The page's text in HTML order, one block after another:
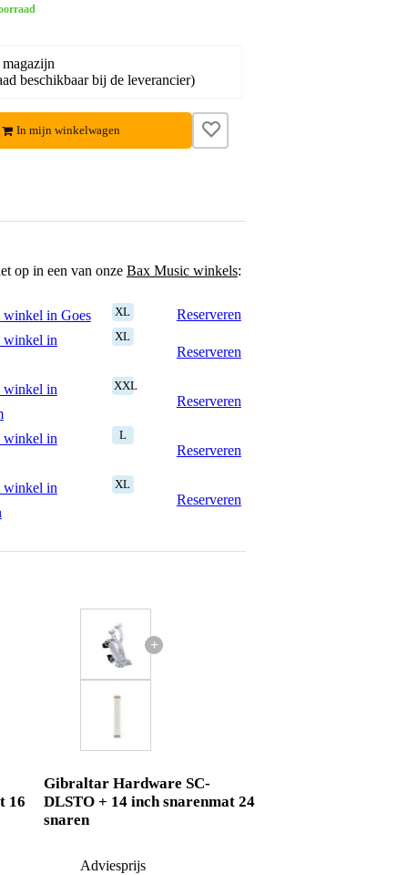
beschikbaar bij de leverancier)
In mijn winkelwagen
op in een van onze Bax Music winkels:
in Goes XL
Reserveren
winkel in
XL
Reserveren
winkel in
XXL
Reserveren
winkel in
L
Reserveren
winkel in
XL
Reserveren
16
+
Gibraltar Hardware SC-
DLSTO + 14 inch snarenmat 24
snaren
Adviesprijs